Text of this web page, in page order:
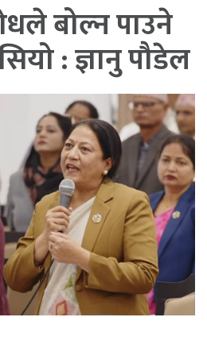
बोल्न पाउने
: ज्ञानु पौडेल